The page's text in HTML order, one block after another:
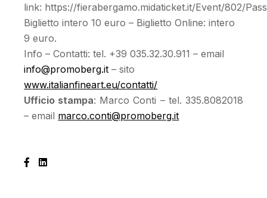
link: https://fierabergamo.midaticket.it/Event/802/Pass
Biglietto intero 10 euro – Biglietto Online: intero
9 euro.
Info – Contatti: tel. +39 035.32.30.911 – email
info@promoberg.it – sito
www.italianfineart.eu/contatti/
Ufficio stampa: Marco Conti – tel. 335.8082018
– email marco.conti@promoberg.it